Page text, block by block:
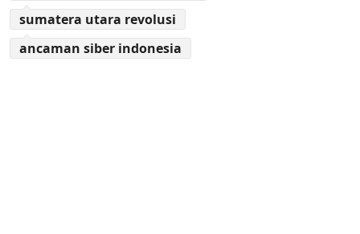
sumatera utara revolusi
ancaman siber indonesia